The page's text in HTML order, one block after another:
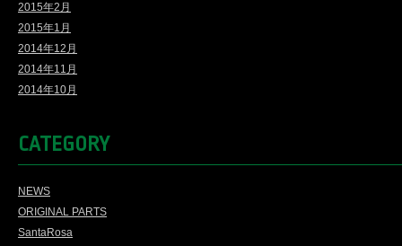
2015年2月
2015年1月
2014年12月
2014年11月
2014年10月
CATEGORY
NEWS
ORIGINAL PARTS
SantaRosa